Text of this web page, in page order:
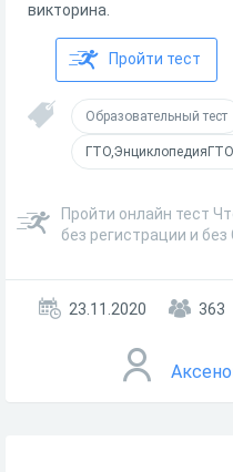
викторина.
Пройти тест
Образовательный тест
Пройти онлайн тест
без регистрации и
23.11.2020 363